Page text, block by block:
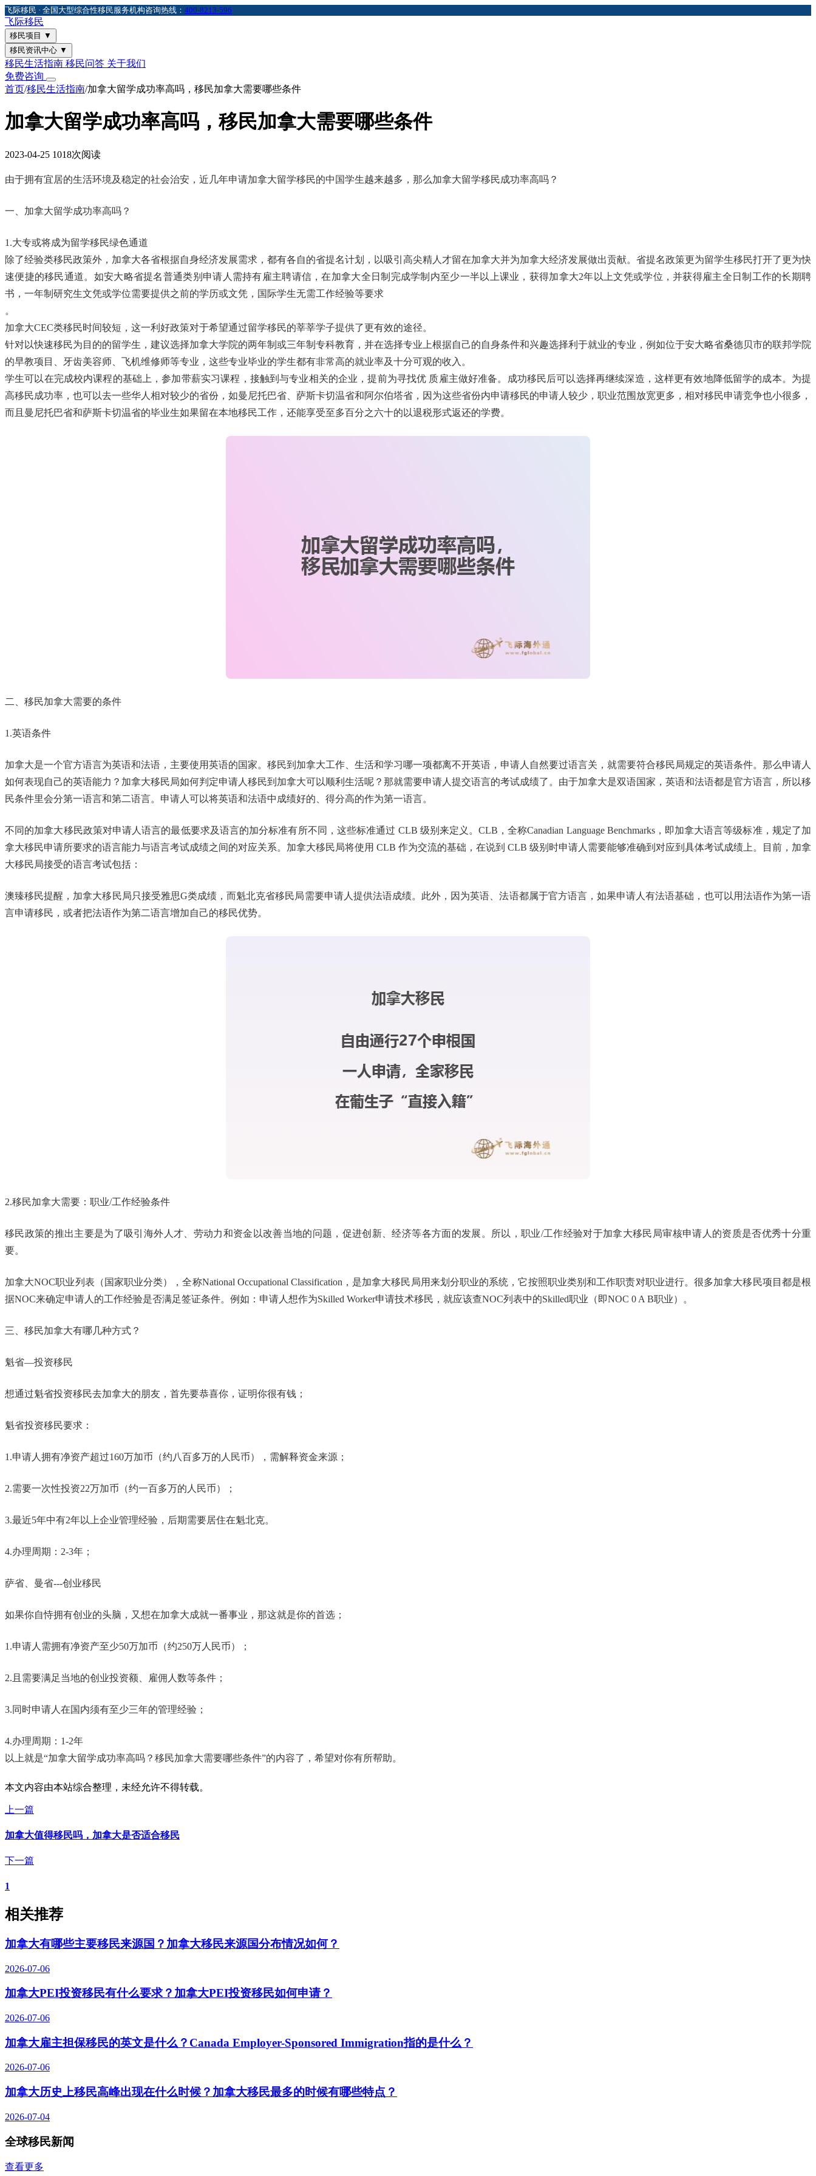
飞际移民 · 全国大型综合性移民服务机构咨询热线： 400-8213-596
飞际移民
移民项目 ▼
移民资讯中心 ▼
移民生活指南 移民问答 关于我们
免费咨询
首页/移民生活指南/加拿大留学成功率高吗，移民加拿大需要哪些条件
加拿大留学成功率高吗，移民加拿大需要哪些条件
2023-04-25 1018次阅读
由于拥有宜居的生活环境及稳定的社会治安，近几年申请加拿大留学移民的中国学生越来越多，那么加拿大留学移民成功率高吗？
一、加拿大留学成功率高吗？
1.大专或将成为留学移民绿色通道
除了经验类移民政策外，加拿大各省根据自身经济发展需求，都有各自的省提名计划，以吸引高尖精人才留在加拿大并为加拿大经济发展做出贡献。省提名政策更为留学生移民打开了更为快
速便捷的移民通道。如安大略省提名普通类别申请人需持有雇主聘请信，在加拿大全日制完成学制内至少一半以上课业，获得加拿大2年以上文凭或学位，并获得雇主全日制工作的长期聘
书，一年制研究生文凭或学位需要提供之前的学历或文凭，国际学生无需工作经验等要求
。
加拿大CEC类移民时间较短，这一利好政策对于希望通过留学移民的莘莘学子提供了更有效的途径。
针对以快速移民为目的的留学生，建议选择加拿大学院的两年制或三年制专科教育，并在选择专业上根据自己的自身条件和兴趣选择利于就业的专业，例如位于安大略省桑德贝市的联邦学院
的早教项目、牙齿美容师、飞机维修师等专业，这些专业毕业的学生都有非常高的就业率及十分可观的收入。
学生可以在完成校内课程的基础上，参加带薪实习课程，接触到与专业相关的企业，提前为寻找优 质雇主做好准备。成功移民后可以选择再继续深造，这样更有效地降低留学的成本。为提
高移民成功率，也可以去一些华人相对较少的省份，如曼尼托巴省、萨斯卡切温省和阿尔伯塔省，因为这些省份内申请移民的申请人较少，职业范围放宽更多，相对移民申请竞争也小很多，
而且曼尼托巴省和萨斯卡切温省的毕业生如果留在本地移民工作，还能享受至多百分之六十的以退税形式返还的学费。
二、移民加拿大需要的条件
1.英语条件
加拿大是一个官方语言为英语和法语，主要使用英语的国家。移民到加拿大工作、生活和学习哪一项都离不开英语，申请人自然要过语言关，就需要符合移民局规定的英语条件。那么申请人
如何表现自己的英语能力？加拿大移民局如何判定申请人移民到加拿大可以顺利生活呢？那就需要申请人提交语言的考试成绩了。由于加拿大是双语国家，英语和法语都是官方语言，所以移
民条件里会分第一语言和第二语言。申请人可以将英语和法语中成绩好的、得分高的作为第一语言。
不同的加拿大移民政策对申请人语言的最低要求及语言的加分标准有所不同，这些标准通过 CLB 级别来定义。CLB，全称Canadian Language Benchmarks，即加拿大语言等级标准，规定了加
拿大移民申请所要求的语言能力与语言考试成绩之间的对应关系。加拿大移民局将使用 CLB 作为交流的基础，在说到 CLB 级别时申请人需要能够准确到对应到具体考试成绩上。目前，加拿
大移民局接受的语言考试包括：
澳臻移民提醒，加拿大移民局只接受雅思G类成绩，而魁北克省移民局需要申请人提供法语成绩。此外，因为英语、法语都属于官方语言，如果申请人有法语基础，也可以用法语作为第一语
言申请移民，或者把法语作为第二语言增加自己的移民优势。
2.移民加拿大需要：职业/工作经验条件
移民政策的推出主要是为了吸引海外人才、劳动力和资金以改善当地的问题，促进创新、经济等各方面的发展。所以，职业/工作经验对于加拿大移民局审核申请人的资质是否优秀十分重
要。
加拿大NOC职业列表（国家职业分类），全称National Occupational Classification，是加拿大移民局用来划分职业的系统，它按照职业类别和工作职责对职业进行。很多加拿大移民项目都是根
据NOC来确定申请人的工作经验是否满足签证条件。例如：申请人想作为Skilled Worker申请技术移民，就应该查NOC列表中的Skilled职业（即NOC 0 A B职业）。
三、移民加拿大有哪几种方式？
魁省—投资移民
想通过魁省投资移民去加拿大的朋友，首先要恭喜你，证明你很有钱；
魁省投资移民要求：
1.申请人拥有净资产超过160万加币（约八百多万的人民币），需解释资金来源；
2.需要一次性投资22万加币（约一百多万的人民币）；
3.最近5年中有2年以上企业管理经验，后期需要居住在魁北克。
4.办理周期：2-3年；
萨省、曼省---创业移民
如果你自恃拥有创业的头脑，又想在加拿大成就一番事业，那这就是你的首选；
1.申请人需拥有净资产至少50万加币（约250万人民币）；
2.且需要满足当地的创业投资额、雇佣人数等条件；
3.同时申请人在国内须有至少三年的管理经验；
4.办理周期：1-2年
以上就是“加拿大留学成功率高吗？移民加拿大需要哪些条件”的内容了，希望对你有所帮助。
本文内容由本站综合整理，未经允许不得转载。
上一篇
加拿大值得移民吗，加拿大是否适合移民
下一篇
1
相关推荐
加拿大有哪些主要移民来源国？加拿大移民来源国分布情况如何？
2026-07-06
加拿大PEI投资移民有什么要求？加拿大PEI投资移民如何申请？
2026-07-06
加拿大雇主担保移民的英文是什么？Canada Employer-Sponsored Immigration指的是什么？
2026-07-06
加拿大历史上移民高峰出现在什么时候？加拿大移民最多的时候有哪些特点？
2026-07-04
全球移民新闻
查看更多